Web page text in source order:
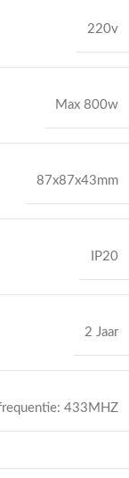
220v
Max 800w
87x87x43mm
IP20
2 Jaar
433MHZ